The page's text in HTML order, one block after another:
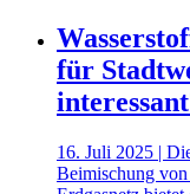
für
16. Juli 2025 |
Beimischung